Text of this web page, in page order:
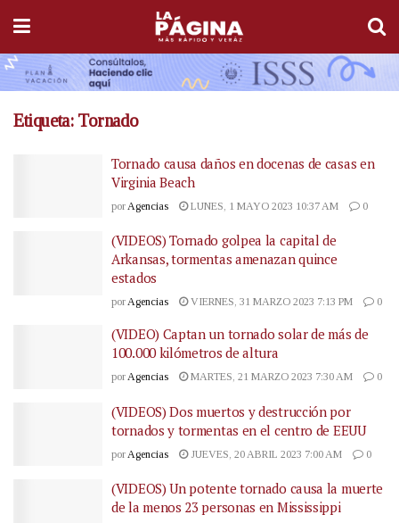
Etiqueta: Tornado
Tornado causa daños en docenas de casas en
Virginia Beach
por Agencias LUNES, 1 MAYO 2023 10:37 AM 0
(VIDEOS) Tornado golpea la capital de
Arkansas, tormentas amenazan quince
estados
porAgencias VIERNES, 31 MARZO 2023 7:13 PM 0
(VIDEO) Captan un tornado solar de más de
100.000 kilómetros de altura
porAgencias MARTES, 21 MARZO 2023 7:30 AM 0
(VIDEOS) Dos muertos y destrucción por
tornados y tormentas en el centro de EEUU
por Agencias JUEVES, 20 ABRIL 2023 7:00 AM 0
(VIDEOS) Un potente tornado causa la muerte
de la menos 23 personas en Mississippi